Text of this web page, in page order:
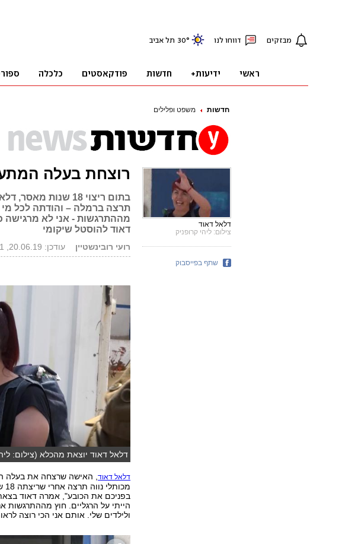
חדשות משפט ופלילים
רוצחת בעלה
בתום ריצוי 18
תרצה ברמלה – והודתה לכל
מההתרגשות - אני לא
דאוד להוסטל שיקומי
רועי רובינשטיין עודכן: 20.06.19, 10:31
דלאל דאוד יוצאת מהכלא (צילום:
דלאל דאוד
מכותלי נווה תרצה אחרי שריצתה 18 שנות מאסר.
בפניכם את הכובע", אמרה דאוד
הייתי על הרגליים. חוץ
ולילדים שלי. אותם אני הכי רוצה
דלאל דאוד
צילום: ליהי קרופניק
שתף בפייסבוק